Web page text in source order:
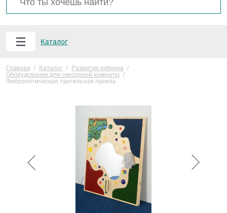
Каталог
Главная / Каталог / Развитие ребенка /
Оборудование для сенсорной комнаты /
Фиброоптическая тактильная панель